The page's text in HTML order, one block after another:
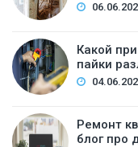
Какой
пайки
Ремонт
блог про